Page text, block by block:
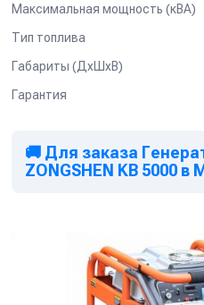
Максимальная мощность (кВА)
Тип топлива
Габариты (ДхШхВ)
Гарантия
🚚 Для заказа
ZONGSHEN KB 5000 в